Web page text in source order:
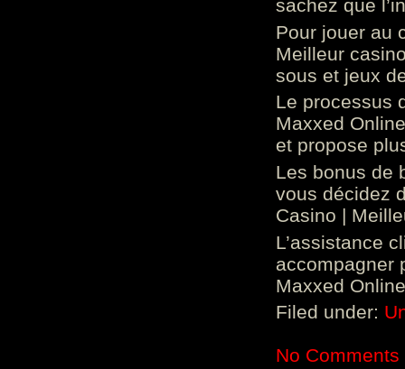
sachez que
Pour jouer au
Meilleur
sous et jeux
Le processus
Maxxed
et propose
Les bonus de
vous décidez
Casino |
L’assistance
accompagner
Maxxed
Filed under:
No Comments